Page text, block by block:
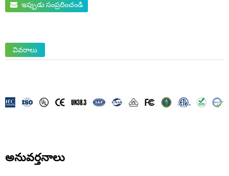
ఇప్పుడు సంప్రదించండి
వివరాలు
అనువర్తనాలు